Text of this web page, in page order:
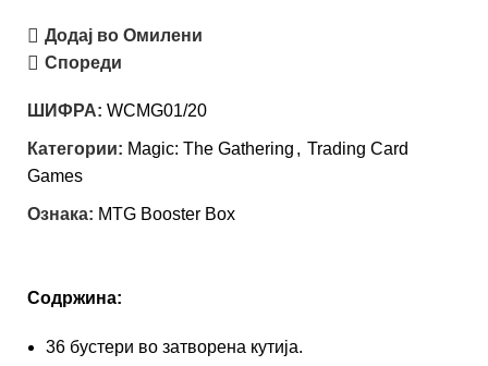
Додај во Омилени
Спореди
ШИФРА: WCMG01/20
Категории: Magic: Тhe Gathering , Trading Card
Games
Ознака: MTG Booster Box
Содржина:
36 бустери во затворена кутија.